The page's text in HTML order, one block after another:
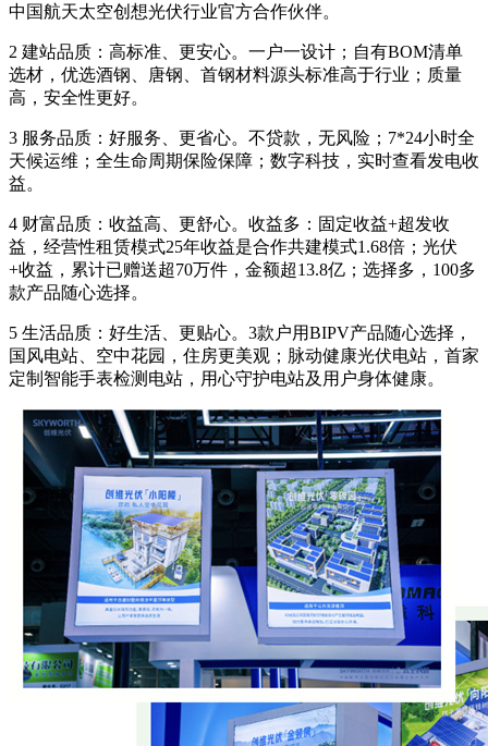
中国航天太空创想光伏行业官方合作伙伴。
2 建站品质：高标准、更安心。一户一设计；自有BOM清单
选材，优选酒钢、唐钢、首钢材料源头标准高于行业；质量
高，安全性更好。
3 服务品质：好服务、更省心。不贷款，无风险；7*24小时全
天候运维；全生命周期保险保障；数字科技，实时查看发电收
益。
4 财富品质：收益高、更舒心。收益多：固定收益+超发收
益，经营性租赁模式25年收益是合作共建模式1.68倍；光伏
+收益，累计已赠送超70万件，金额超13.8亿；选择多，100多
款产品随心选择。
5 生活品质：好生活、更贴心。3款户用BIPV产品随心选择，
国风电站、空中花园，住房更美观；脉动健康光伏电站，首家
定制智能手表检测电站，用心守护电站及用户身体健康。